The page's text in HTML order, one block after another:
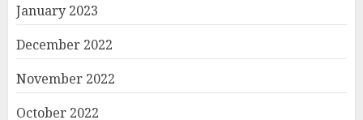
January 2023
December 2022
November 2022
October 2022